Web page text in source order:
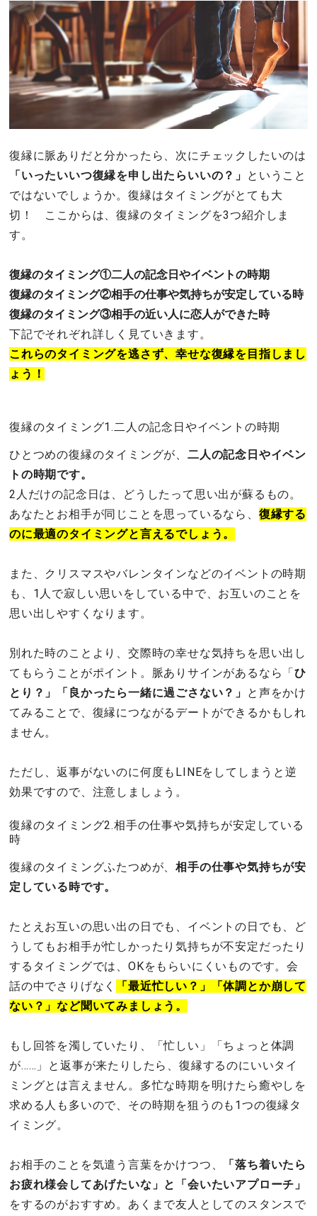
復縁に脈ありだと分かったら、次にチェックしたいのは
「いったいいつ復縁を申し出たらいいの？」 ということ
ではないでしょうか。復縁はタイミングがとても大
切！ ここからは、復縁のタイミングを3つ紹介しま
す。
復縁のタイミング①二人の記念日やイベントの時期
復縁のタイミング②相手の仕事や気持ちが安定している時
復縁のタイミング③相手の近い人に恋人ができた時
下記でそれぞれ詳しく見ていきます。
これらのタイミングを逃さず、幸せな復縁を目指しまし
ょう！
復縁のタイミング1.二人の記念日やイベントの時期
ひとつめの復縁のタイミングが、 二人の記念日やイベン
トの時期です。
2人だけの記念日は、どうしたって思い出が蘇るもの。
あなたとお相手が同じことを思っているなら、 復縁する
のに最適のタイミングと言えるでしょう。
また、クリスマスやバレンタインなどのイベントの時期
も、1人で寂しい思いをしている中で、お互いのことを
思い出しやすくなります。
別れた時のことより、交際時の幸せな気持ちを思い出し
てもらうことがポイント。脈ありサインがあるなら「ひ
とり？」「良かったら一緒に過ごさない？」 と声をかけ
てみることで、復縁につながるデートができるかもしれ
ません。
ただし、返事がないのに何度もLINEをしてしまうと逆
効果ですので、注意しましょう。
復縁のタイミング2.相手の仕事や気持ちが安定している
時
復縁のタイミングふたつめが、相手の仕事や気持ちが安
定している時です。
たとえお互いの思い出の日でも、イベントの日でも、ど
うしてもお相手が忙しかったり気持ちが不安定だったり
するタイミングでは、OKをもらいにくいものです。会
話の中でさりげなく
「最近忙しい？」「体調とか崩して
ない？」など聞いてみましょう。
もし回答を濁していたり、「忙しい」「ちょっと体調
が……」と返事が来たりしたら、復縁するのにいいタイ
ミングとは言えません。多忙な時期を明けたら癒やしを
求める人も多いので、その時期を狙うのも1つの復縁タ
イミング。
お相手のことを気遣う言葉をかけつつ、
「落ち着いたら
お疲れ様会してあげたいな」と「会いたいアプローチ」
をするのがおすすめ。あくまで友人としてのスタンスで